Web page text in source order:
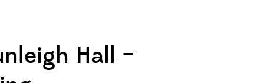
Hall –